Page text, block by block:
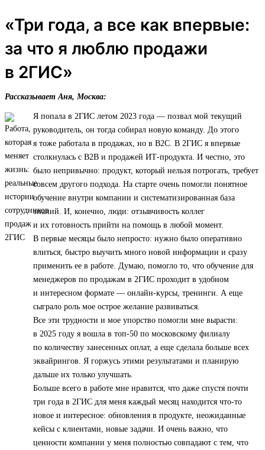
«Три года, а все как впервые:
за что я люблю продажи
в 2ГИС»
Рассказывает Аня, Москва:
Я попала в 2ГИС летом 2023 года — позвал мой текущий
руководитель, он тогда собирал новую команду. До этого
я тоже работала в продажах, но в B2C. В 2ГИС я впервые
столкнулась с B2B и продажей ИТ‑продукта. И честно, это
было непривычно: продукт, который нельзя потрогать, требует
совсем другого подхода. На старте очень помогли понятное
обучение внутри компании и систематизированная база
знаний. И, конечно, люди: отзывчивость коллег
и их готовность прийти на помощь в любой момент.
В первые месяцы было непросто: нужно было оперативно
влиться, быстро выучить много новой информации и сразу
применить ее в работе. Думаю, помогло то, что обучение для
менеджеров по продажам в 2ГИС проходит в удобном
и интересном формате — онлайн-курсы, тренинги. А еще
сыграло роль мое острое желание развиваться.
Все эти трудности и мое упорство помогли мне вырасти:
в 2025 году я вошла в топ‑50 по московскому филиалу
по количеству занесенных оплат, а еще сделала больше всех
эквайрингов. Я горжусь этими результатами и планирую
дальше их только улучшать.
Больше всего в работе мне нравится, что даже спустя почти
три года в 2ГИС для меня каждый месяц находится что-то
новое и интересное: обновления в продукте, неожиданные
кейсы с клиентами, новые задачи. И очень важно, что
ценности компании у меня полностью совпадают с тем, что